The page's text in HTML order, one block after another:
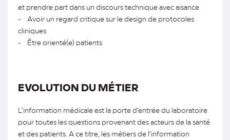
et prendre part dans un discours technique avec aisance
- Avoir un regard critique sur le design de protocoles
cliniques
- Être orienté(e) patients
EVOLUTION DU MÉTIER
L’information médicale est la porte d’entrée du laboratoire
pour toutes les questions provenant des acteurs de la santé
et des patients. A ce titre, les métiers de l’information